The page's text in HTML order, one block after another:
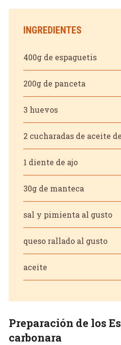
INGREDIENTES
400g de espaguetis
200g de panceta
3 huevos
2 cucharadas de aceite
1 diente de ajo
30g de manteca
sal y pimienta al gusto
queso rallado al gusto
aceite
Preparación de los
carbonara